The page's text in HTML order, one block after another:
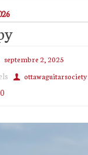
septembre 2, 2025
ottawaguitarsociety
0